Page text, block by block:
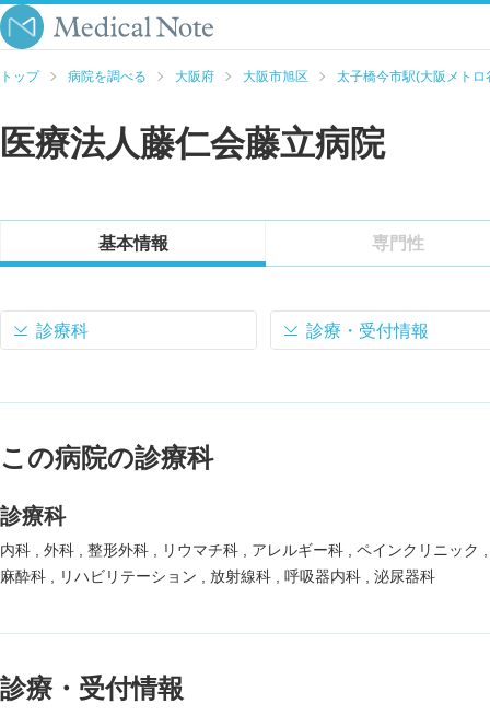
トップ 病院を調べる 大阪府 大阪市旭区 太子橋今市駅(大阪メトロ
医療法人藤仁会藤立病院
基本情報 専門性
診療科 診療・受付情報
この病院の診療科
診療科
内科 外科 整形外科 リウマチ科 アレルギー科
ペインクリニック
麻酔科
リハビリテーション 放射線科 呼吸器内科 泌尿器科
診療・受付情報